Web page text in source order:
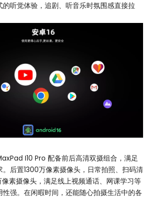
听觉体验，追剧、听音乐时氛围感直接拉
I10 Pro 配备前后高清双摄组合，满足
后置1300万像素摄像头，日常拍照、扫码清
素摄像头，满足线上视频通话、网课学习等
强。在闲暇时间，还能随心拍摄生活中的各